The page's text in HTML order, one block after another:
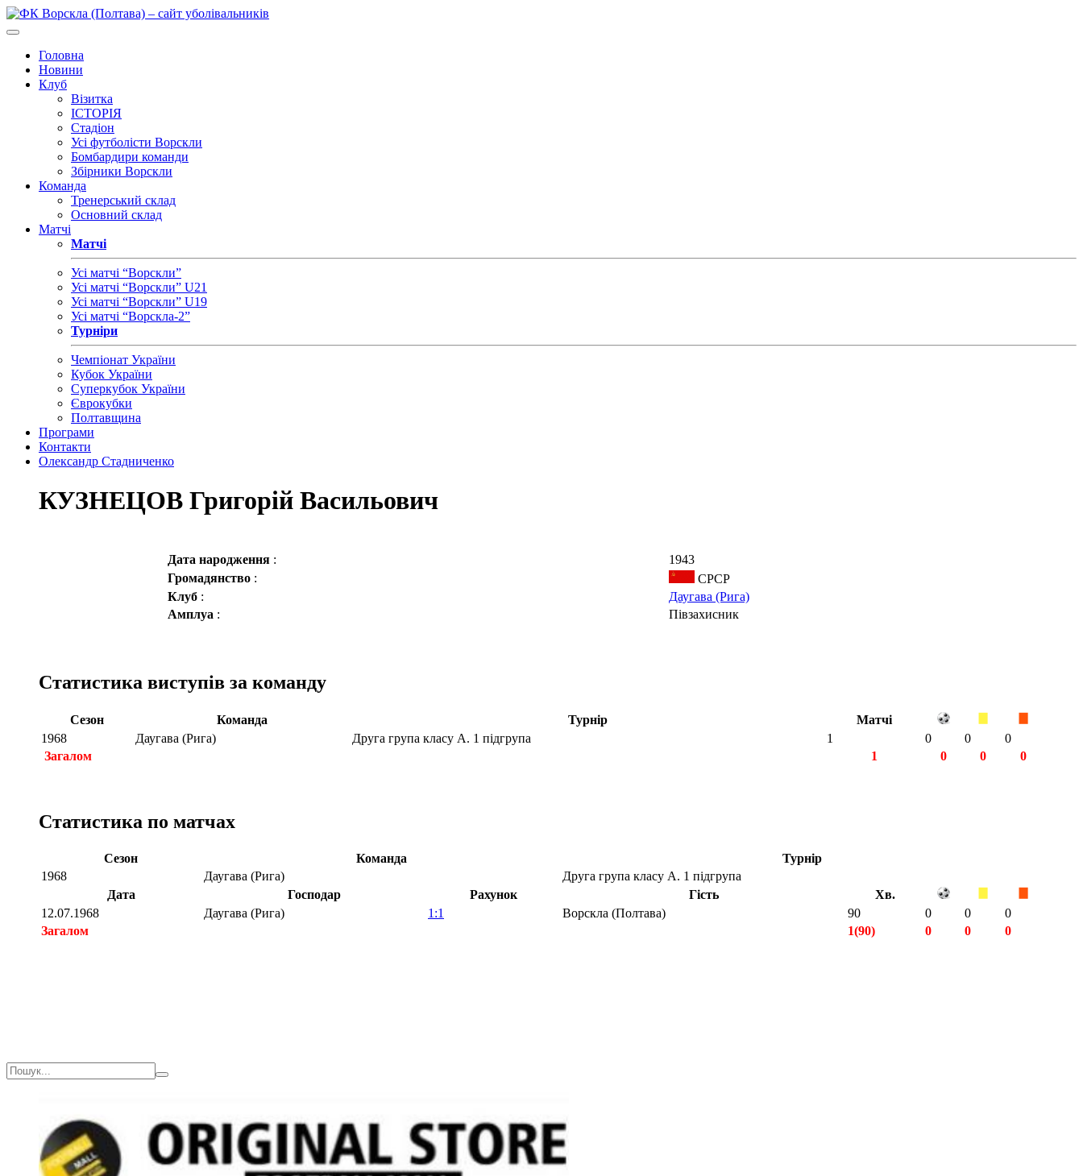
Головна
Новини
Клуб
Візитка
ІСТОРІЯ
Стадіон
Усі футболісти Ворскли
Бомбардири команди
Збірники Ворскли
Команда
Тренерський склад
Основний склад
Матчі
Матчі
Усі матчі “Ворскли”
Усі матчі “Ворскли” U21
Усі матчі “Ворскли” U19
Усі матчі “Ворскла-2”
Турніри
Чемпіонат України
Кубок України
Суперкубок України
Єврокубки
Полтавщина
Програми
Контакти
Олександр Стадниченко
КУЗНЕЦОВ Григорій Васильович
Дата народження :
1943
Громадянство :
СРСР
Клуб :
Даугава (Рига)
Амплуа : Півзахисник
Статистика виступів за команду
Сезон Команда Турнір
Матчі
1968
Даугава (Рига) Друга група класу А. 1 підгрупа 1 0 0
0
Загалом
1 0 0 0
Статистика по матчах
Сезон Команда
Турнір
1968
Даугава (Рига)
Друга група класу А. 1 підгрупа
Дата
Господар Рахунок Гість
Хв.
12.07.1968
Даугава (Рига) 1:1 Ворскла (Полтава) 90 0 0
0
Загалом
1(90) 0 0
0